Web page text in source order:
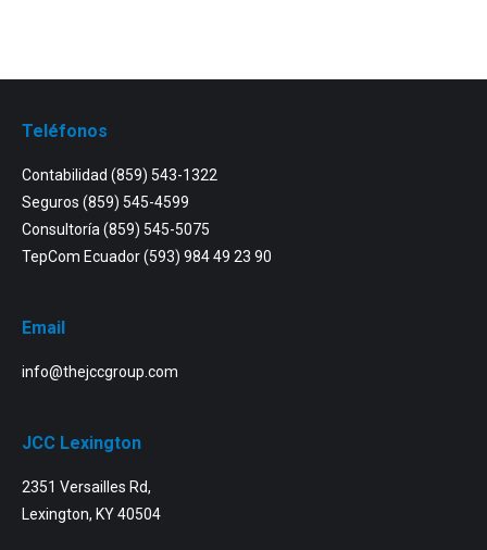
Teléfonos
Contabilidad (859) 543-1322
Seguros (859) 545-4599
Consultoría (859) 545-5075
TepCom Ecuador(593) 984 49 23 90
Email
info@thejccgroup.com
JCC Lexington
2351 Versailles Rd,
Lexington, KY 40504